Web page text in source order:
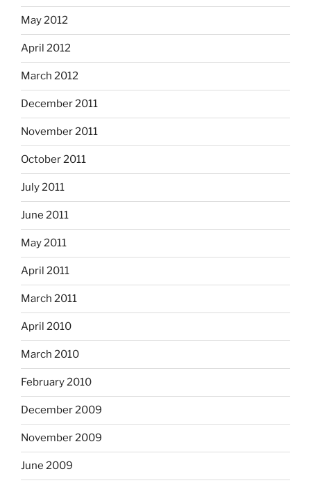
May 2012
April 2012
March 2012
December 2011
November 2011
October 2011
July 2011
June 2011
May 2011
April 2011
March 2011
April 2010
March 2010
February 2010
December 2009
November 2009
June 2009